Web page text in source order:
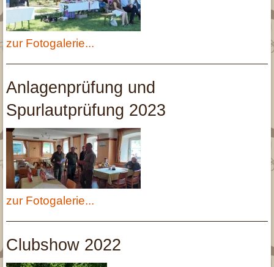
Archiv 2015
Archiv 2014
Archiv 2013
Archiv 2012
Trimmanleitung
Glatthaar
Archiv
Archiv 2015
Fotogalerie
Jagd
Downloads
Beitrittserklärung
Downloads für Züchter
Kontakt
zur Fotogalerie...
Anlagenprüfung und
Spurlautprüfung 2023
zur Fotogalerie...
Clubshow 2022